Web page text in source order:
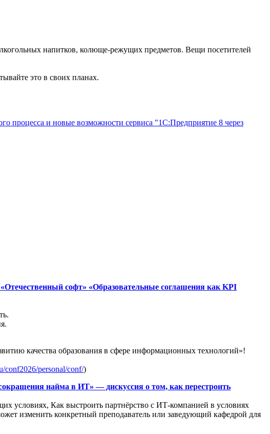
напитков, колюще-режущих предметов. Вещи посетителей
это в своих планах.
процесса и новые возможности сервиса "1С:Предприятие 8 через
софт» «Образовательные соглашения как KPI
качества образования в сфере информационных технологий»!
conf2026/personal/conf/)
найма в ИТ» — дискуссия о том, как перестроить
условиях, Как выстроить партнёрство с ИТ-компанией в условиях
изменить конкретный преподаватель или заведующий кафедрой для